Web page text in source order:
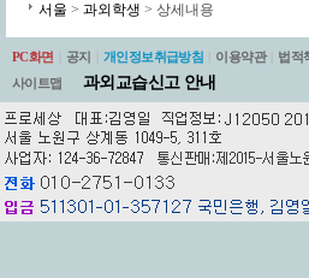
서울 > 과외학생 > 상세내용
PC화면 공지 개인정보취급방침 이용약관 법적
사이트맵
과외교습신고 안내